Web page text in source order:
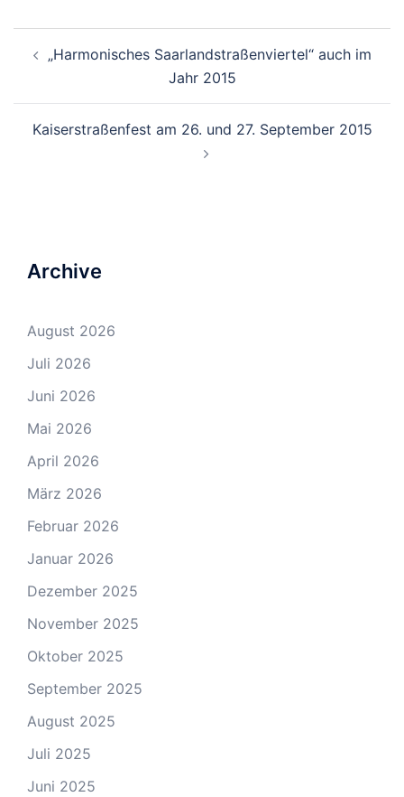
Navigation
„Harmonisches Saarlandstraßenviertel“ auch im
Jahr 2015
Kaiserstraßenfest am 26. und 27. September 2015
Archive
August 2026
Juli 2026
Juni 2026
Mai 2026
April 2026
März 2026
Februar 2026
Januar 2026
Dezember 2025
November 2025
Oktober 2025
September 2025
August 2025
Juli 2025
Juni 2025